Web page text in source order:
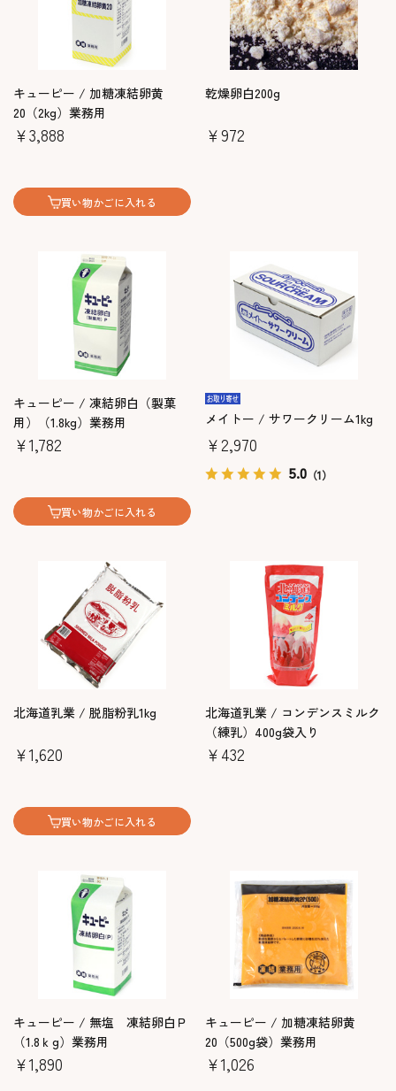
キューピー / 加糖凍結卵黄
20（2kg）業務用
￥3,888
買い物かごに入れる
乾燥卵白200g
￥972
キューピー / 凍結卵白（製菓
用）（1.8kg）業務用
￥1,782
買い物かごに入れる
メイトー / サワークリーム1kg
￥2,970
5.0 （1）
北海道乳業 / 脱脂粉乳1kg
￥1,620
買い物かごに入れる
北海道乳業 / コンデンスミルク
（練乳）400g袋入り
￥432
キューピー / 無塩 凍結卵白Ｐ
（1.8ｋg）業務用
￥1,890
キューピー / 加糖凍結卵黄
20（500g袋）業務用
￥1,026